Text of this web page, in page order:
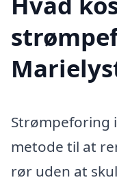
Strømpeforing
metode til at
rør uden at